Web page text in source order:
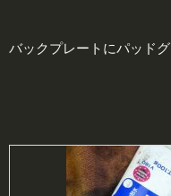
バックプレートにパッド